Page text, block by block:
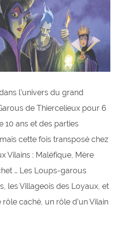
l’univers du grand
de Thiercelieux pour 6
10 ans et des parties
cette fois transposé chez
Vilains : Maléfique, Mère
… Les Loups-garous
les Villageois des Loyaux, et
caché, un rôle d’un Vilain